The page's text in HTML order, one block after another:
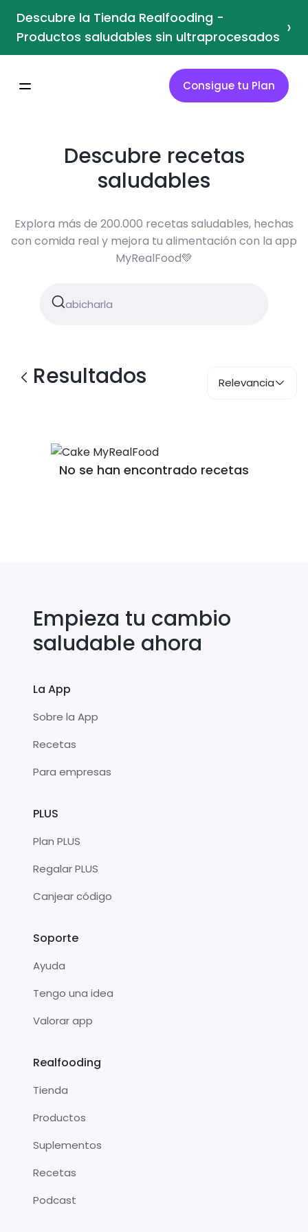
Descubre la Tienda Realfooding -
Productos saludables sin ultraprocesados ›
Consigue tu Plan
Descubre recetas
saludables
Explora más de 200.000 recetas saludables, hechas
con comida real y mejora tu alimentación con la app
MyRealFood💚
Resultados Relevancia
No se han encontrado recetas
Empieza tu cambio
saludable ahora
La App
Sobre la App
Recetas
Para empresas
PLUS
Plan PLUS
Regalar PLUS
Canjear código
Soporte
Ayuda
Tengo una idea
Valorar app
Realfooding
Tienda
Productos
Suplementos
Recetas
Podcast